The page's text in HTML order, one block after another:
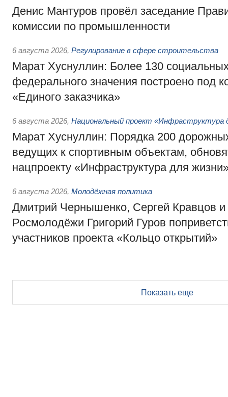
Денис Мантуров провёл заседание
комиссии по промышленности
6 августа 2026, Регулирование в сфере строительства
Марат Хуснуллин: Более 130
федерального значения построено под
«Единого заказчика»
6 августа 2026, Национальный проект «Инфраструктура
Марат Хуснуллин: Порядка 200
ведущих к спортивным объектам,
нацпроекту «Инфраструктура для
6 августа 2026, Молодёжная политика
Дмитрий Чернышенко, Сергей Кравцов и
Росмолодёжи Григорий Гуров
участников проекта «Кольцо открытий»
Показать еще